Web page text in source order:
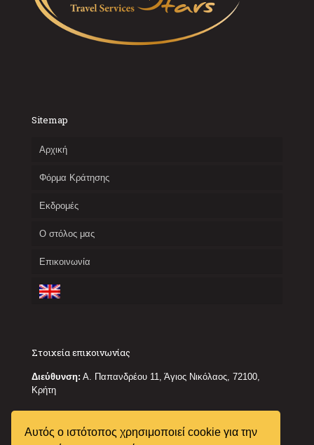
Αυτός ο ιστότοπος χρησιμοποιεί cookie για την
Sitemap
Αρχική
Φόρμα Κράτησης
Εκδρομές
Ο στόλος μας
Επικοινωνία
Στοιχεία επικοινωνίας
Διεύθυνση: Α. Παπανδρέου 11, Άγιος Νικόλαος, 72100,
Κρήτη